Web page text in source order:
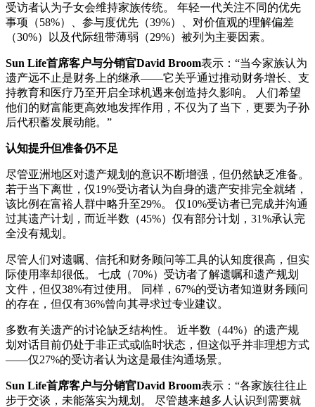
受访者认为子女会维持家族传统。 年轻一代关注不同的优先
事项（58%）、参与度优先（39%）、对价值观的理解偏差
（30%）以及代际纽带薄弱（29%）被列为主要因素。
Sun Life首席客户与分销官David Broom表示：“当今家族认为
遗产远不止是财务上的继承——它关乎通过推动财务增长、支
持教育和医疗乃至开启全球机遇来创造持久影响。 人们希望
他们的财富能更高效地发挥作用，不仅为了当下，更要为子孙
后代积蓄发展动能。”
认知提升但准备仍不足
尽管亚洲地区对遗产规划的意识不断增强，但仍然缺乏准备。
若于当下离世，仅19%受访者认为自身的遗产安排完全就绪，
该比例在富裕人群中略升至29%。 仅10%受访者已完成并沟通
过其遗产计划，而近半数（45%）仅有部分计划，31%承认完
全没有规划。
尽管人们对遗嘱、信托和财务顾问等工具的认知度很高，但实
际使用率却很低。 七成（70%）受访者了解遗嘱和遗产规划
文件，但仅38%有过使用。 同样，67%的受访者知道财务顾问
的存在，但仅有36%曾向其寻求过专业建议。
多数有关遗产的讨论缺乏结构性。 近半数（44%）的遗产规
划对话目前仍处于非正式或临时状态，但这似乎并非理想方式
——仅27%的受访者认为这是最佳沟通场景。
Sun Life首席客户与分销官David Broom表示：“各家族往往止
步于交谈，未能落实为规划。 尽管越来越多人认识到需要就